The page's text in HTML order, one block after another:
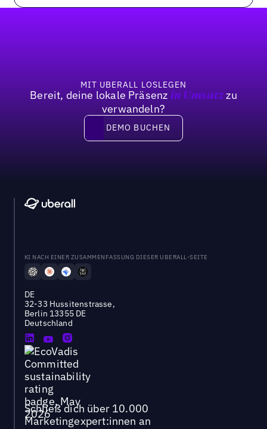
MIT UBERALL LOSLEGEN
Bereit, deine lokale Präsenz in Umsatzzu
verwandeln?
DEMO BUCHEN
DEMO BUCHEN
KI NACH EINER ZUSAMMENFASSUNG DIESER UBERALL-SEITE
DE
32-33 Hussitenstrasse,
Berlin 13355 DE
Deutschland
Schließ dich über 10.000
Marketingexpert:innen an